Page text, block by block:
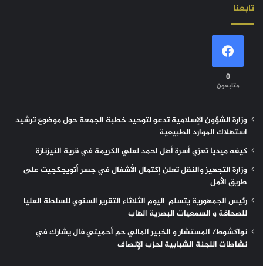
تابعنا
0
متابعون
وزارة الشؤون الإسلامية تدعو لتوحيد خطبة الجمعة حول موضوع ترشيد
استهلاك الموارد الطبيعية
كيفه ميديا تعزي أسرة أهل احمد لعلي الكريمة في قرية النيزنازة
وزارة التجهيز والنقل تعلن إكتمال الأشغال في جسر أتويجكجيت على
طريق الأمل
رئيس الجمهورية يتسلم اليوم الثلاثاء التقرير السنوي للسلطة العليا
للصحافة و السمعيات البصرية الهاب
نواكشوط/ المستشار و الخبير المالي حم أحميتي فال يشارك في
نشاطات اللجنة الشبابية لحزب الإنصاف